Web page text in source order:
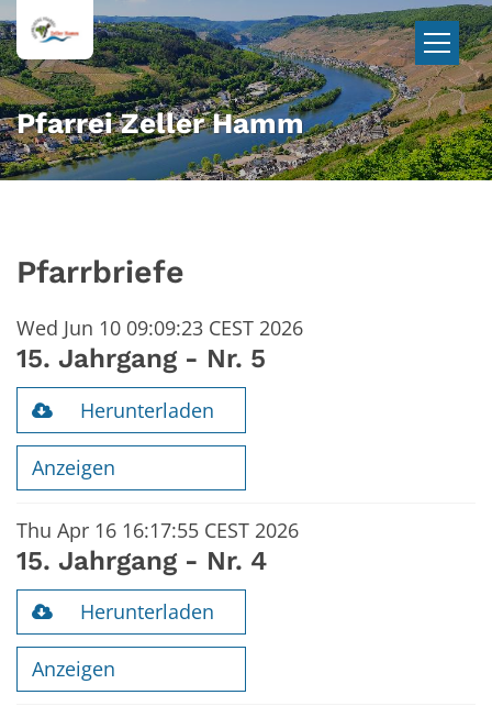
Zum Inhalt springen
Pfarrei Zeller Hamm
Pfarrbriefe
Wed Jun 10 09:09:23 CEST 2026
15. Jahrgang - Nr. 5
Herunterladen
Anzeigen
Thu Apr 16 16:17:55 CEST 2026
15. Jahrgang - Nr. 4
Herunterladen
Anzeigen